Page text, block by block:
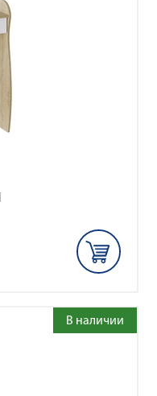
В наличии